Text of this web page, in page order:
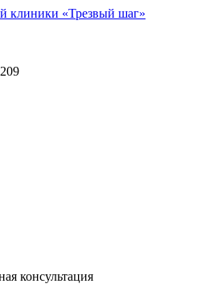
консультация